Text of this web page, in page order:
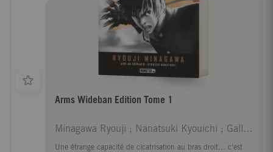
Arms Wideban Edition Tome 1
Minagawa Ryouji ; Nanatsuki Kyouichi ; Gallon Vane
Une étrange capacité de cicatrisation au bras droit... c'est